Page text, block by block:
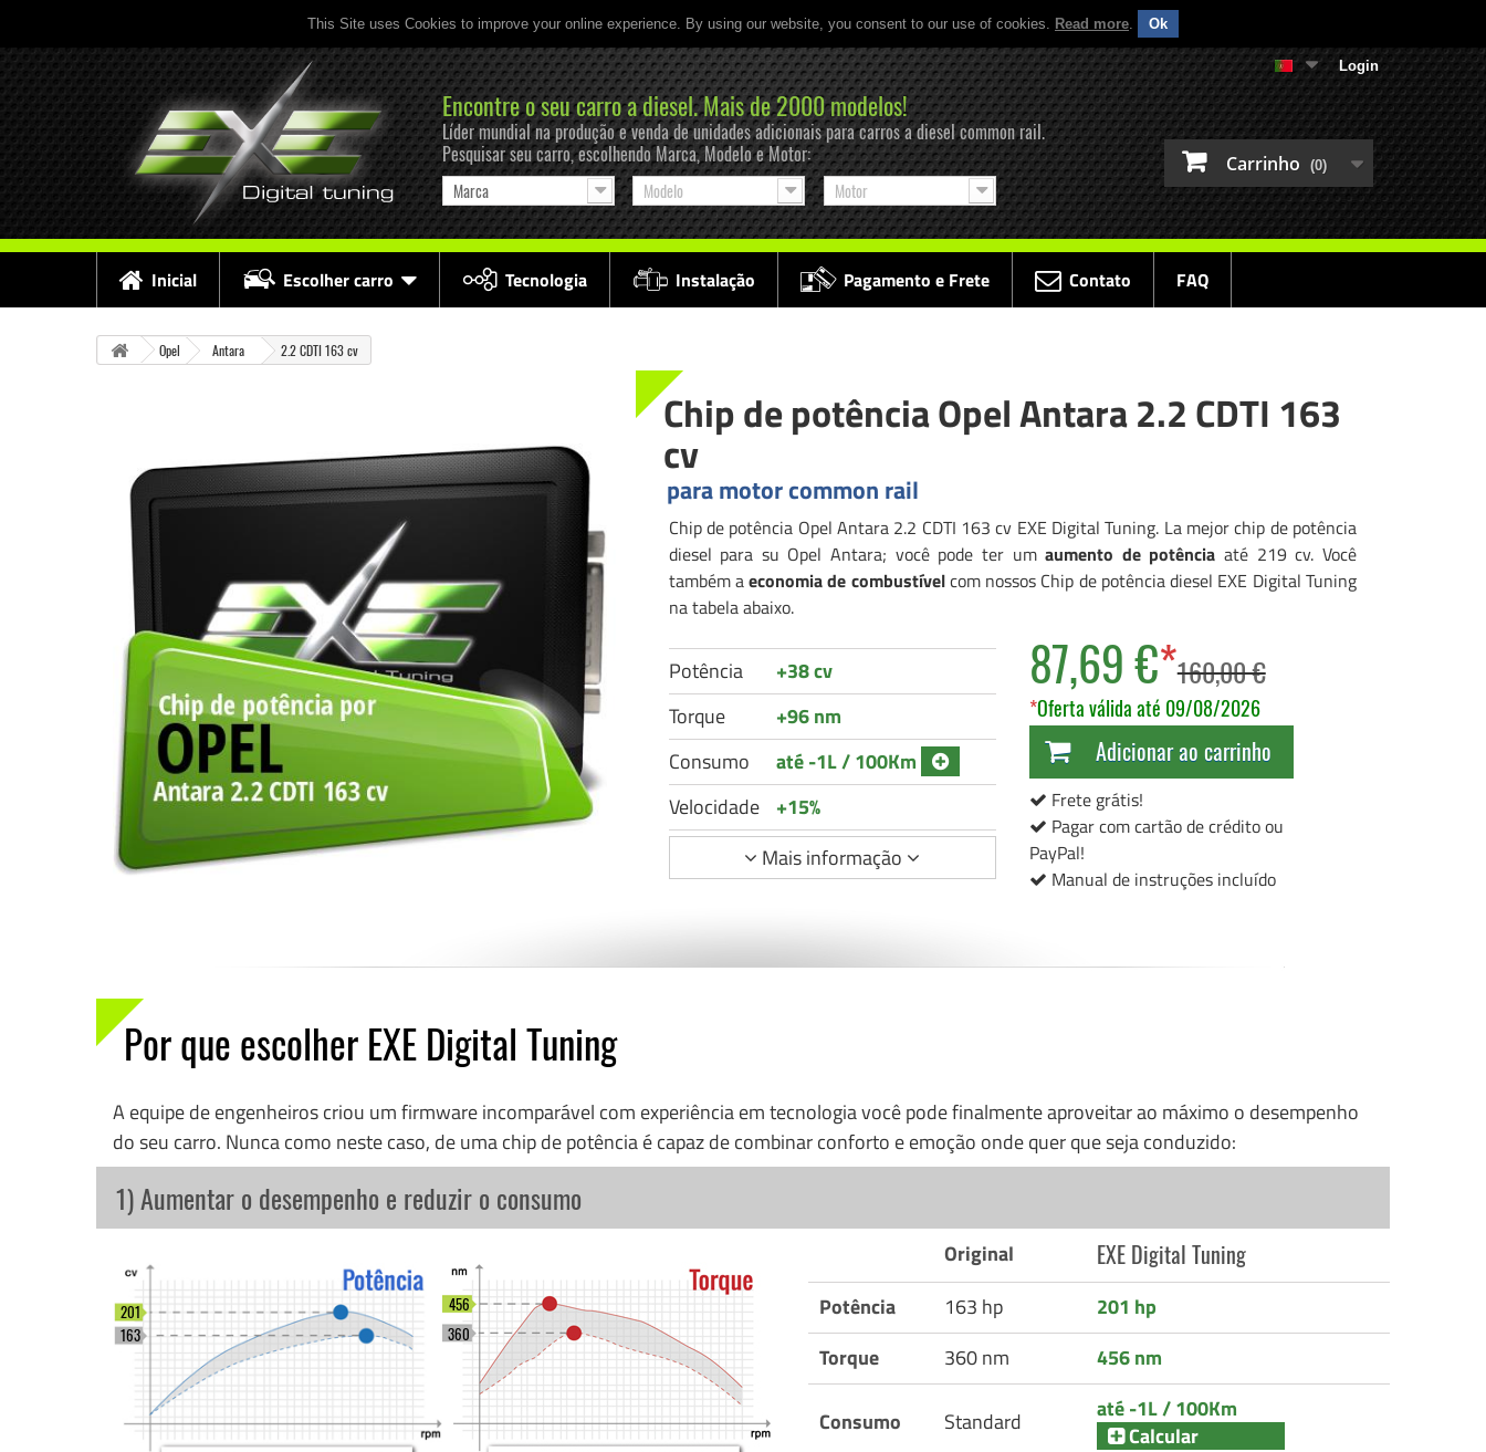
This Site uses Cookies to improve your online experience. By using our website, you consent to our use of cookies. Read more. Ok
Login
Carrinho (0)
Encontre o seu carro a diesel. Mais de 2000 modelos!
Líder mundial na produção e venda de unidades adicionais para carros a diesel common rail.
Pesquisar seu carro, escolhendo Marca, Modelo e Motor:
Marca Modelo Motor
Inicial Escolher carro Tecnologia Instalação Pagamento e Frete Contato FAQ
Opel Antara 2.2 CDTI 163 cv
Chip de potência Opel Antara 2.2 CDTI 163
cv
para motor common rail
Chip de potência Opel Antara 2.2 CDTI 163 cv EXE Digital Tuning. La mejor chip de potência
diesel para su Opel Antara; você pode ter umaumento de potência até 219 cv. Você
também aeconomia de combustívelcom nossos Chip de potência diesel EXE Digital Tuning
na tabela abaixo.
Potência
+38 cv
Torque
+96 nm
Consumo
até -1L / 100Km
Velocidade
+15%
Mais informação
87,69 €*160,00 €
*Oferta válida até 09/08/2026
Adicionar ao carrinho
Frete grátis!
Pagar com cartão de crédito ou
PayPal!
Manual de instruções incluído
Por que escolher EXE Digital Tuning
A equipe de engenheiros criou um firmware incomparável com experiência em tecnologia você pode finalmente aproveitar ao máximo o desempenho
do seu carro. Nunca como neste caso, de uma chip de potência é capaz de combinar conforto e emoção onde quer que seja conduzido:
1) Aumentar o desempenho e reduzir o consumo
Original EXE Digital Tuning
Potência 163 hp
201 hp
Torque
360 nm 456 nm
Consumo Standard
até -1L / 100Km
Calcular
163
201
360
456